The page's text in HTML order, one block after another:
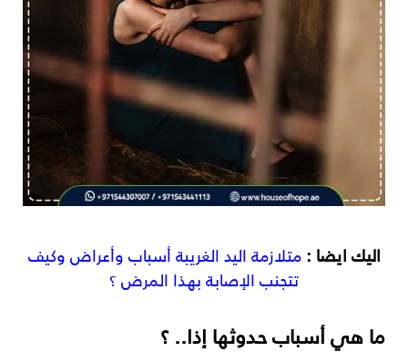
اليك ايضا :متلازمة اليد الغريبة أسباب وأعراض وكيف
تتجنب الإصابة بهذا المرض ؟
ما هي أسباب حدوثها إذا.. ؟